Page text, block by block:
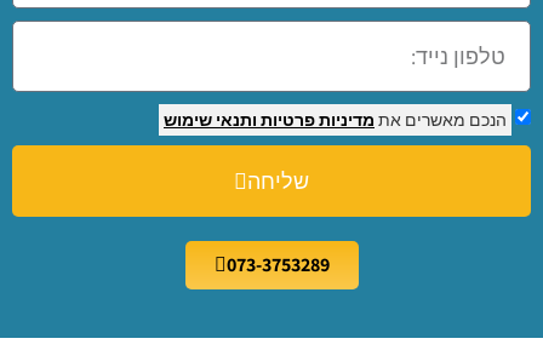
הנכם מאשרים את מדיניות פרטיות ותנאי שימוש
שליחה
073-3753289